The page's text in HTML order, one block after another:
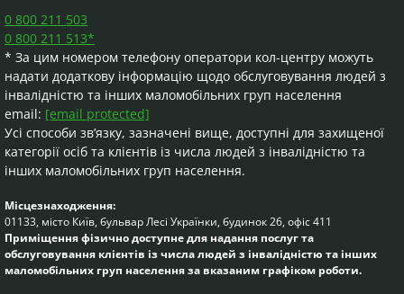
0 800 211 503
0 800 211 513*
* За цим номером телефону оператори кол-центру можуть
надати додаткову інформацію щодо обслуговування людей з
інвалідністю та інших маломобільних груп населення
email: [email protected]
Усі способи зв’язку, зазначені вище, доступні для захищеної
категорії осіб та клієнтів із числа людей з інвалідністю та
інших маломобільних груп населення.
Місцезнаходження:
01133, місто Київ, бульвар Лесі Українки, будинок 26, офіс 411
Приміщення фізично доступне для надання послуг та
обслуговування клієнтів із числа людей з інвалідністю та інших
маломобільних груп населення за вказаним графіком роботи.